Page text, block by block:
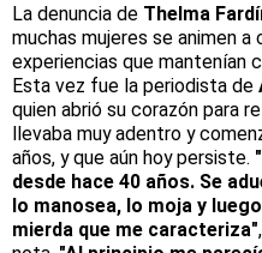
La denuncia de Thelma
muchas mujeres se animen
experiencias que mantenían
Esta vez fue la periodista de
quien abrió su corazón para
llevaba muy adentro y
años, y que aún hoy persiste.
desde hace 40 años. Se
lo manosea, lo moja y
mierda que me caracteriza"